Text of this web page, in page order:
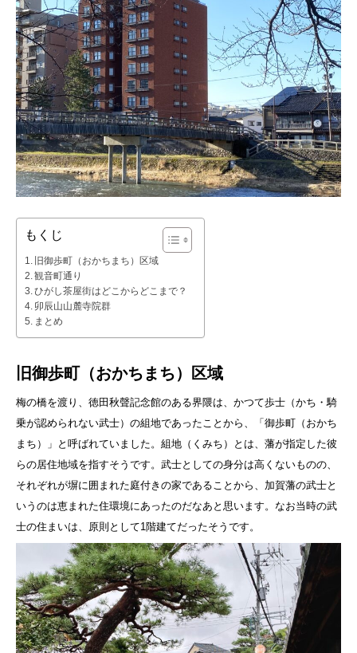
もくじ
旧御歩町（おかちまち）区域
観音町通り
ひがし茶屋街はどこからどこまで？
卯辰山山麓寺院群
まとめ
旧御歩町（おかちまち）区域
梅の橋を渡り、徳田秋聲記念館のある界隈は、かつて歩士（かち・騎
乗が認められない武士）の組地であったことから、「御歩町（おかち
まち）」と呼ばれていました。組地（くみち）とは、藩が指定した彼
らの居住地域を指すそうです。武士としての身分は高くないものの、
それぞれが塀に囲まれた庭付きの家であることから、加賀藩の武士と
いうのは恵まれた住環境にあったのだなあと思います。なお当時の武
士の住まいは、原則として1階建てだったそうです。